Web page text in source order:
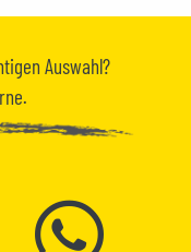
Auswahl?